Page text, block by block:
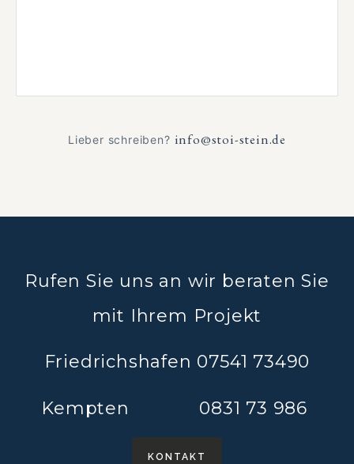
Lieber schreiben? info@stoi-stein.de
Rufen Sie uns an wir beraten Sie
mit Ihrem Projekt
Friedrichshafen 07541 73490
Kempten 0831 73 986
KONTAKT